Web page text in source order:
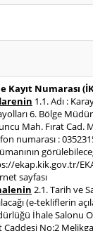
Kayıt Numarası
1.1. Adı :
6. Bölge
Mah. Fırat Cad.
numarası :
ekap.kik.gov.tr/
sayfası
2.1. Tarih ve
(e-tekliflerin
İhale Salonu
Caddesi No:2